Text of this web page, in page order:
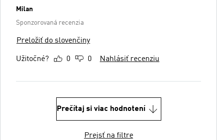
Milan
Sponzorovaná recenzia
Preložiť do slovenčiny
Užitočné? 0 0 Nahlásiť recenziu
Prečítaj si viac hodnotení
Prejsť na filtre